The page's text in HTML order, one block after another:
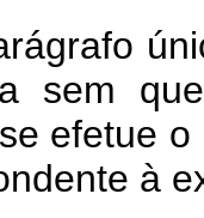
sem
efetue
à